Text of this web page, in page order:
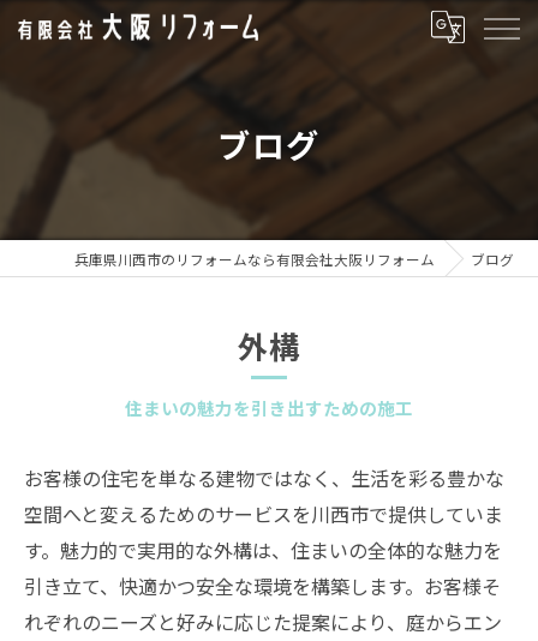
ブログ
兵庫県川西市のリフォームなら有限会社大阪リフォーム ブログ
外構
住まいの魅力を引き出すための施工
お客様の住宅を単なる建物ではなく、生活を彩る豊かな
空間へと変えるためのサービスを川西市で提供していま
す。魅力的で実用的な外構は、住まいの全体的な魅力を
引き立て、快適かつ安全な環境を構築します。お客様そ
れぞれのニーズと好みに応じた提案により、庭からエン